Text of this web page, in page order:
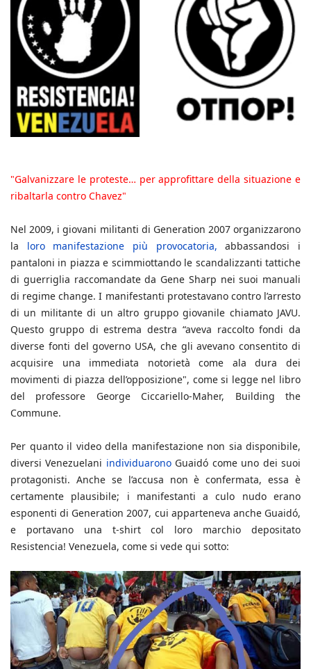
"Galvanizzare le proteste… per approfittare della situazione e
ribaltarla contro Chavez"
Nel 2009, i giovani militanti di Generation 2007 organizzarono
la loro manifestazione più provocatoria, abbassandosi i
pantaloni in piazza e scimmiottando le scandalizzanti tattiche
di guerriglia raccomandate da Gene Sharp nei suoi manuali
di regime change. I manifestanti protestavano contro l’arresto
di un militante di un altro gruppo giovanile chiamato JAVU.
Questo gruppo di estrema destra “aveva raccolto fondi da
diverse fonti del governo USA, che gli avevano consentito di
acquisire una immediata notorietà come ala dura dei
movimenti di piazza dell’opposizione", come si legge nel libro
del professore George Ciccariello-Maher, Building the
Commune.
Per quanto il video della manifestazione non sia disponibile,
diversi Venezuelani individuaronoGuaidó come uno dei suoi
protagonisti. Anche se l’accusa non è confermata, essa è
certamente plausibile; i manifestanti a culo nudo erano
esponenti di Generation 2007, cui apparteneva anche Guaidó,
e portavano una t-shirt col loro marchio depositato
Resistencia! Venezuela, come si vede qui sotto: